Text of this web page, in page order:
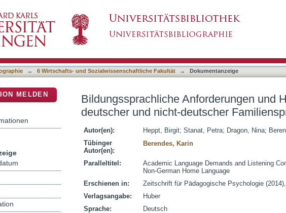
Familiensprache
→ 6 Wirtschafts- und Sozialwissenschaftliche Fakultät → Dokumentanzeige
Bildungssprachliche Anforderungen und
deutscher und nicht-deutscher
Autor(en): Heppt, Birgit; Stanat, Petra; Dragon, Nina;
Tübinger
Autor(en):
Berendes, Karin
Paralleltitel:
Academic Language Demands and Listening
Non-German Home Language
Erschienen in:
Zeitschrift für Pädagogische Psychologie
Verlagsangabe:
Huber
Sprache:
Deutsch
MELDEN